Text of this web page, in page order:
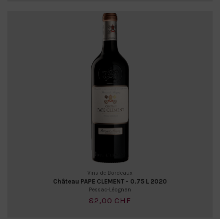
Vins de Bordeaux
Château PAPE CLEMENT - 0.75 L 2020
Pessac-Léognan
82,00 CHF